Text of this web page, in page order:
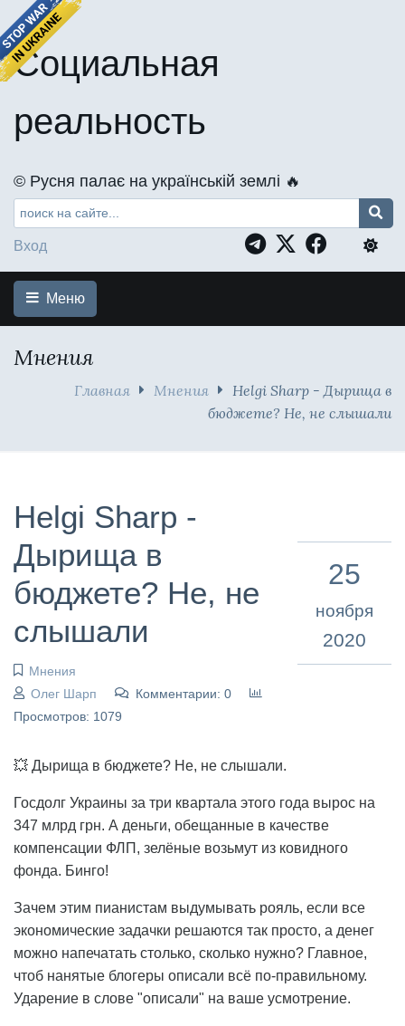
Социальная
реальность
©️ Русня палає на українській землі 🔥
Вход
Меню
Мнения
Главная Мнения
Helgi Sharp - Дырища в
бюджете? Не, не слышали
Helgi Sharp -
Дырища в
бюджете? Не, не
слышали
Мнения
Олег Шарп
Комментарии: 0
Просмотров: 1079
25
ноября
2020
💥 Дырища в бюджете? Не, не слышали.
Госдолг Украины за три квартала этого года вырос на
347 млрд грн. А деньги, обещанные в качестве
компенсации ФЛП, зелёные возьмут из ковидного
фонда. Бинго!
Зачем этим пианистам выдумывать рояль, если все
экономические задачки решаются так просто, а денег
можно напечатать столько, сколько нужно? Главное,
чтоб нанятые блогеры описали всё по-правильному.
Ударение в слове "описали" на ваше усмотрение.